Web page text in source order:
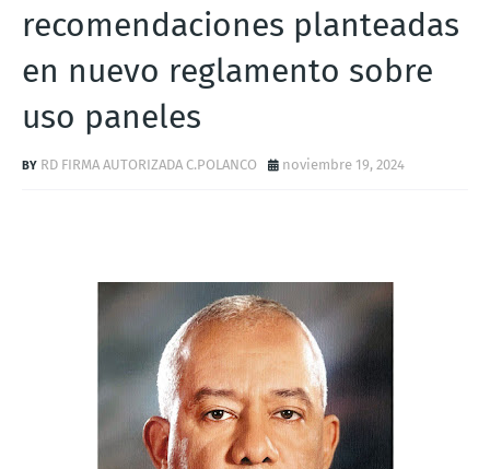
recomendaciones planteadas
en nuevo reglamento sobre
uso paneles
RD FIRMA AUTORIZADA C.POLANCO noviembre 19, 2024